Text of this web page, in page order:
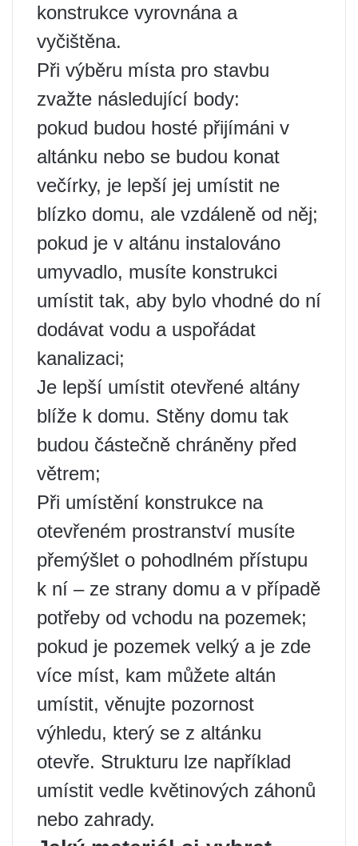
konstrukce vyrovnána a
vyčištěna.
Při výběru místa pro stavbu
zvažte následující body:
pokud budou hosté přijímáni v
altánku nebo se budou konat
večírky, je lepší jej umístit ne
blízko domu, ale vzdáleně od něj;
pokud je v altánu instalováno
umyvadlo, musíte konstrukci
umístit tak, aby bylo vhodné do ní
dodávat vodu a uspořádat
kanalizaci;
Je lepší umístit otevřené altány
blíže k domu. Stěny domu tak
budou částečně chráněny před
větrem;
Při umístění konstrukce na
otevřeném prostranství musíte
přemýšlet o pohodlném přístupu
k ní – ze strany domu a v případě
potřeby od vchodu na pozemek;
pokud je pozemek velký a je zde
více míst, kam můžete altán
umístit, věnujte pozornost
výhledu, který se z altánku
otevře. Strukturu lze například
umístit vedle květinových záhonů
nebo zahrady.